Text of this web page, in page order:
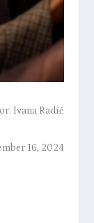
Ivana Radić
16, 2024